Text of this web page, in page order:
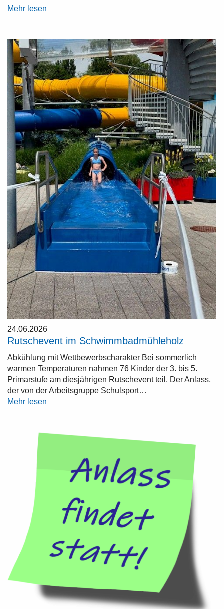
Mehr lesen
24.06.2026
Rutschevent im Schwimmbadmühleholz
Abkühlung mit Wettbewerbscharakter Bei sommerlich
warmen Temperaturen nahmen 76 Kinder der 3. bis 5.
Primarstufe am diesjährigen Rutschevent teil. Der Anlass,
der von der Arbeitsgruppe Schulsport…
Mehr lesen